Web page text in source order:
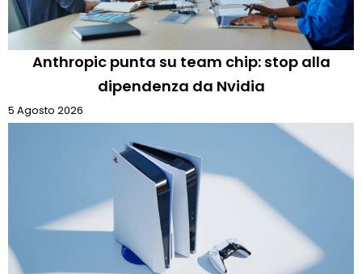
Anthropic punta su team chip: stop alla
dipendenza da Nvidia
5 Agosto 2026